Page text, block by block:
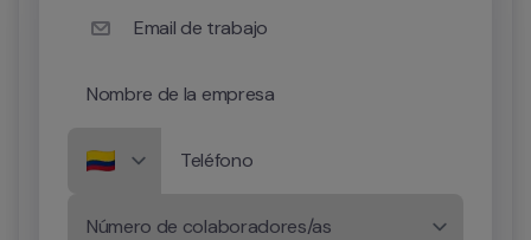
Email de trabajo
Nombre de la empresa
Teléfono
Número de colaboradores/as